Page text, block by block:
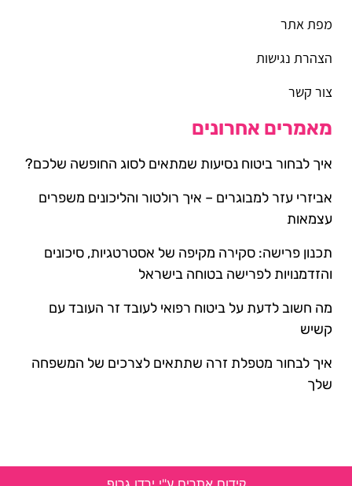
מפת אתר
הצהרת נגישות
צור קשר
מאמרים אחרונים
איך לבחור ביטוח נסיעות שמתאים לסוג החופשה שלכם?
אביזרי עזר למבוגרים – איך רולטור והליכונים משפרים
עצמאות
תכנון פרישה: סקירה מקיפה של אסטרטגיות, סיכונים
והזדמנויות לפרישה בטוחה בישראל
מה חשוב לדעת על ביטוח רפואי לעובד זר העובד עם
קשיש
איך לבחור מטפלת זרה שתתאים לצרכים של המשפחה
שלך